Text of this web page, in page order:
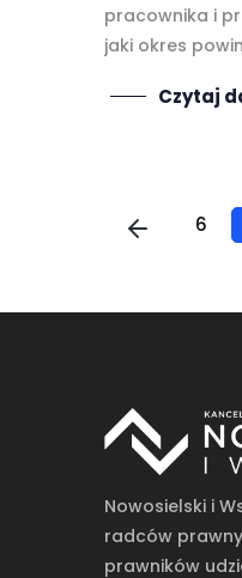
pracownika i
jaki okres
Czytaj
6
Nowosielski i
radców
prawników